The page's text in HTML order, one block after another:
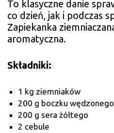
To klasyczne danie
co dzień, jak i podczas
Zapiekanka
aromatyczna.
Składniki:
1 kg ziemniaków
200 g boczku wędzonego
200 g sera żółtego
2 cebule